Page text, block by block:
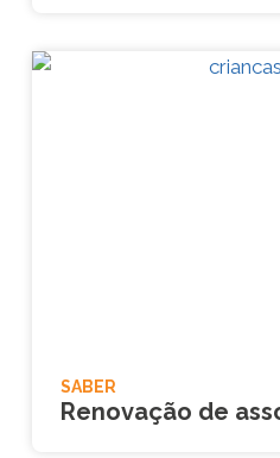
SABER
Renovação de